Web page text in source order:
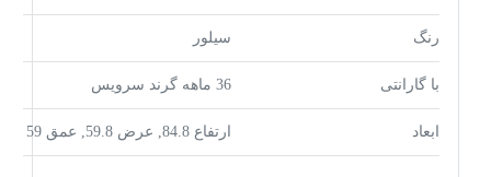
رنگ سیلور
با گارانتی
ابعاد ارتفاع 84.8, عرض 59.8, عمق 59